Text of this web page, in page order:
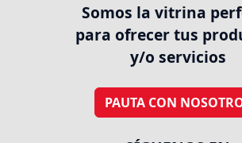
Somos la vitrina
para ofrecer tus
y/o servicios
PAUTA CON